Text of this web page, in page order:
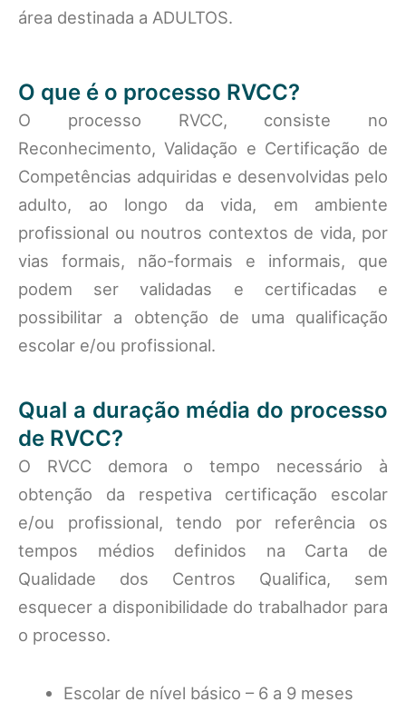
área destinada a ADULTOS.
O que é o processo RVCC?
O processo RVCC, consiste no
Reconhecimento, Validação e Certificação de
Competências adquiridas e desenvolvidas pelo
adulto, ao longo da vida, em ambiente
profissional ou noutros contextos de vida, por
vias formais, não-formais e informais, que
podem ser validadas e certificadas e
possibilitar a obtenção de uma qualificação
escolar e/ou profissional.
Qual a duração média do processo
de RVCC?
O RVCC demora o tempo necessário à
obtenção da respetiva certificação escolar
e/ou profissional, tendo por referência os
tempos médios definidos na Carta de
Qualidade dos Centros Qualifica, sem
esquecer a disponibilidade do trabalhador para
o processo.
Escolar de nível básico – 6 a 9 meses